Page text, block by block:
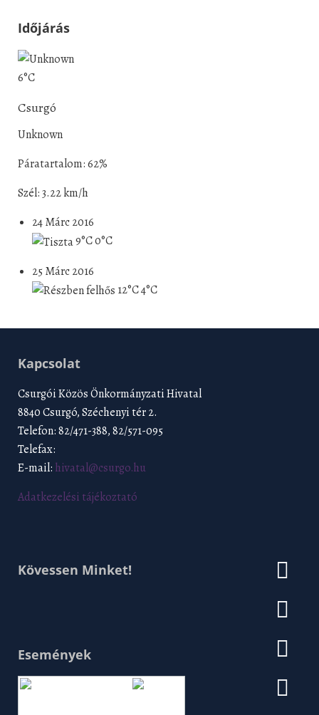
Időjárás
6°C
Csurgó
Unknown
Páratartalom: 62%
Szél: 3.22 km/h
24 Márc 2016
9°C0°C
25 Márc 2016
12°C4°C
Kapcsolat
Csurgói Közös Önkormányzati Hivatal
8840 Csurgó, Széchenyi tér 2.
Telefon: 82/471-388, 82/571-095
Telefax:
E-mail: hivatal@csurgo.hu
Adatkezelési tájékoztató
Kövessen Minket!
Események